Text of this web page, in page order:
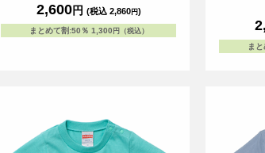
2,600円 (税込 2,860円)
まとめて割:50％ 1,300 円（税込）
ま